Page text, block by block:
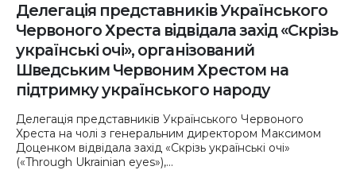
Делегація представників Українського
Червоного Хреста відвідала захід «Скрізь
українські очі», організований
Шведським Червоним Хрестом на
підтримку українського народу
Делегація представників Українського Червоного
Хреста на чолі з генеральним директором Максимом
Доценком відвідала захід «Скрізь українські очі»
(«Through Ukrainian eyes»),...